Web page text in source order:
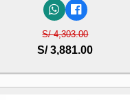
S/ 4,303.00
S/ 3,881.00